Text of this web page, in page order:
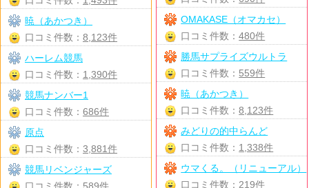
OMAKASE（オマカセ）
口コミ件数：480件
勝馬サプライズウルトラ
口コミ件数： 559件
暁（あかつき）
口コミ件数：8,123件
みどりの的中らんど
口コミ件数： 1,338件
ウマくる。（リニューアル）
口コミ件数： 219件
暁（あかつき）
口コミ件数： 8,123件
ハーレム競馬
口コミ件数： 1,390件
競馬ナンバー1
口コミ件数： 686件
原点
口コミ件数： 3,881件
競馬リベンジャーズ